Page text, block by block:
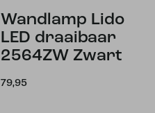
Wandlamp Lido
LED draaibaar
2564ZW Zwart
79,95